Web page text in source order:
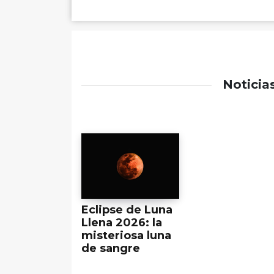
Eclipse de Luna
Llena 2026: la
misteriosa luna
de sangre